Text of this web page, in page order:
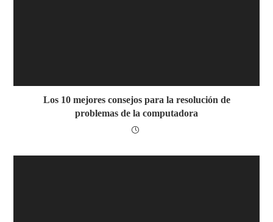
Los 10 mejores consejos para la resolución de
problemas de la computadora